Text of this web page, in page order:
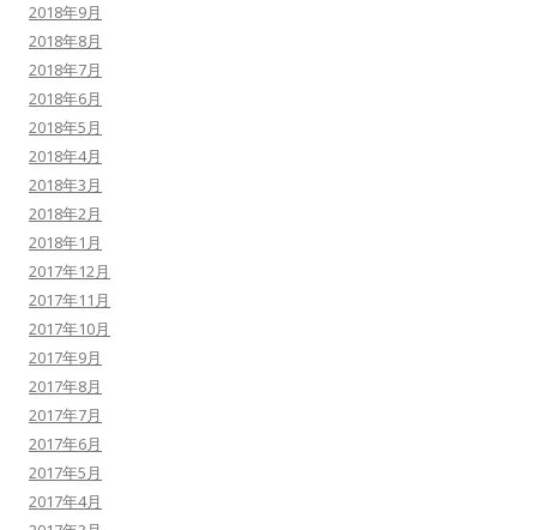
2018年9月
2018年8月
2018年7月
2018年6月
2018年5月
2018年4月
2018年3月
2018年2月
2018年1月
2017年12月
2017年11月
2017年10月
2017年9月
2017年8月
2017年7月
2017年6月
2017年5月
2017年4月